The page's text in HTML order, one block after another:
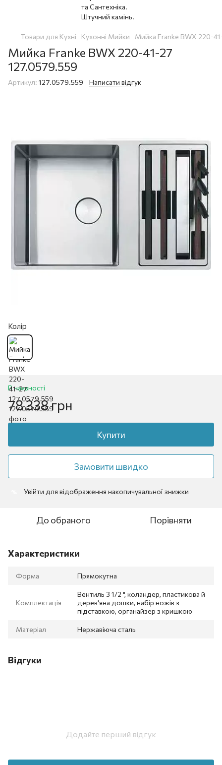
Товари для Кухні Кухонні Мийки Мийка Franke BWX 220-
Мийка Franke BWX 220-41-27
127.0579.559
Артикул: 127.0579.559 Написати відгук
Колір
В наявності
78 338 грн
Купити
Замовити швидко
Увійти для відображення накопичувальної знижки
До обраного Порівняти
Характеристики
Форма Прямокутна
Комплектація
Вентиль 3 1/2 ", коландер, пластикова й
дерев'яна дошки, набір ножів з
підставкою, органайзер з кришкою
Матеріал Нержавіюча сталь
Відгуки
Додайте перший відгук